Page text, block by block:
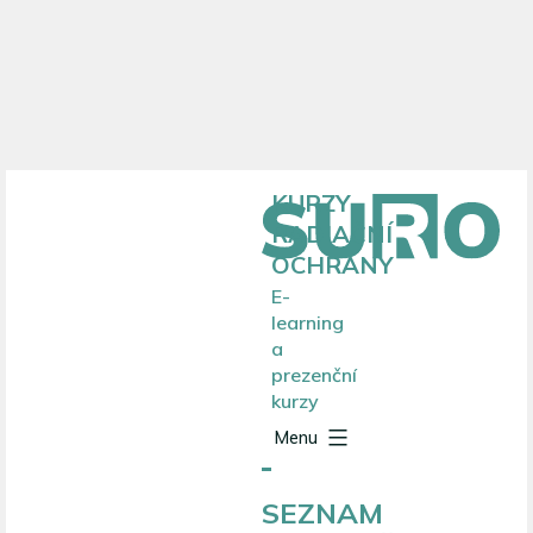
k
obsahu
KURZY
RADIAČNÍ
OCHRANY
E-
learning
a
prezenční
kurzy
Menu
SEZNAM